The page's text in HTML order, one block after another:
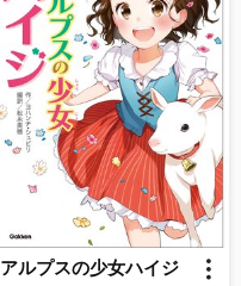
アルプスの少女ハイジ